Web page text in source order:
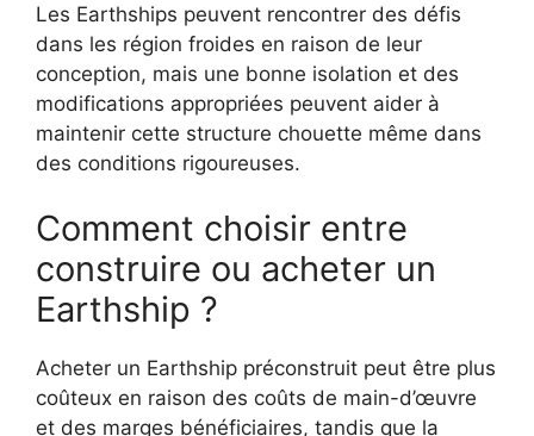
Les Earthships peuvent rencontrer des défis
dans les région froides en raison de leur
conception, mais une bonne isolation et des
modifications appropriées peuvent aider à
maintenir cette structure chouette même dans
des conditions rigoureuses.
Comment choisir entre
construire ou acheter un
Earthship ?
Acheter un Earthship préconstruit peut être plus
coûteux en raison des coûts de main-d’œuvre
et des marges bénéficiaires, tandis que la